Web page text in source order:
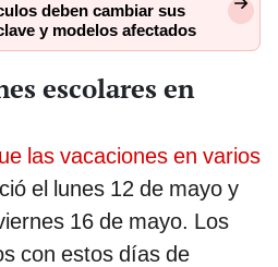
deben cambiar sus
y modelos afectados
escolares en
las vacaciones en varios
el lunes 12 de mayo y
16 de mayo. Los
con estos días de